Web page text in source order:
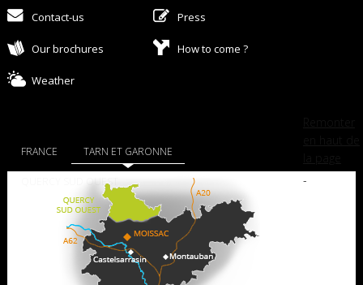
Contact-us Press
Our brochures How to come ?
Weather
FRANCE TARN ET GARONNE
QUERCY SUD OUEST
-